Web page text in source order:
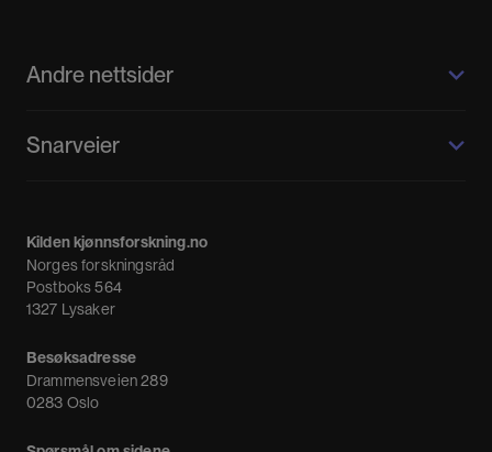
Andre nettsider
Kvinnehistorie.no
Snarveier
Nyheter
Nyhetsbrev
Kilden kjønnsforskning.no
Norges forskningsråd
Postboks 564
1327 Lysaker
Besøksadresse
Drammensveien 289
0283 Oslo